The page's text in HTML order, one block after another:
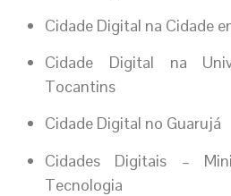
Cidade Digital na Cidade
Cidade Digital na
Tocantins
Cidade Digital no Guarujá
Cidades Digitais –
Tecnologia